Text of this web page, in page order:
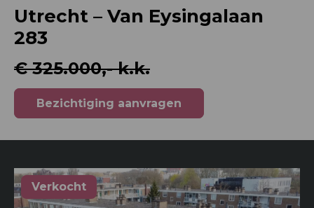
Utrecht – Van Eysingalaan
283
€ 325.000,- k.k.
Bezichtiging aanvragen
Verkocht